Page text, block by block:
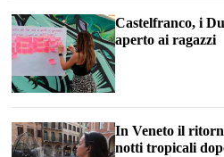
Castelfranco, i
aperto ai ragazzi
In Veneto il
notti tropicali